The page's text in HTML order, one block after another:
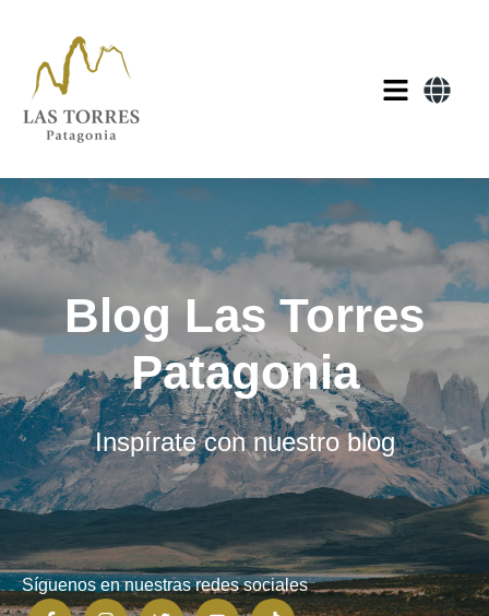
Blog Las Torres
Patagonia
Inspírate con nuestro blog
Síguenos en nuestras redes sociales